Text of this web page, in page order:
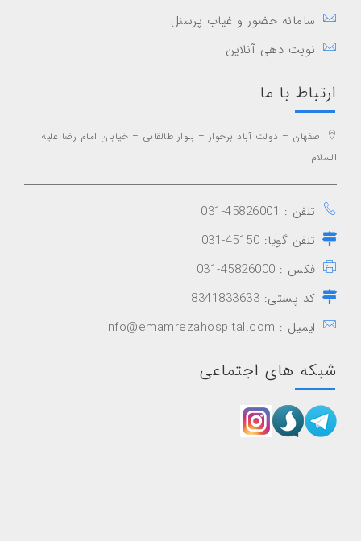
سامانه حضور و غیاب پرسنل
نوبت دهی آنلاین
ارتباط با ما
اصفهان – دولت آباد برخوار – بلوار طالقانی – خیابان امام رضا علیه
السلام
تلفن : 45826001-031
تلفن گویا: 45150-031
فکس : 45826000-031
کد پستی: 8341833633
ایمیل : info@emamrezahospital.com
شبکه های اجتماعی